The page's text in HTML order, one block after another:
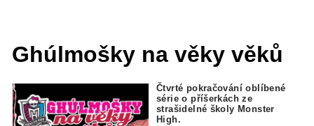
Ghúlmošky na věky věků
Čtvrté pokračování oblíbené
série o příšerkách ze
strašidelné školy Monster
High.